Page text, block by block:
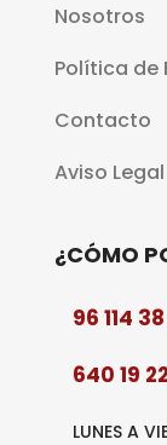
Nosotros
Política de
Contacto
Aviso Legal
¿CÓMO
96 114
640 19
LUNES A